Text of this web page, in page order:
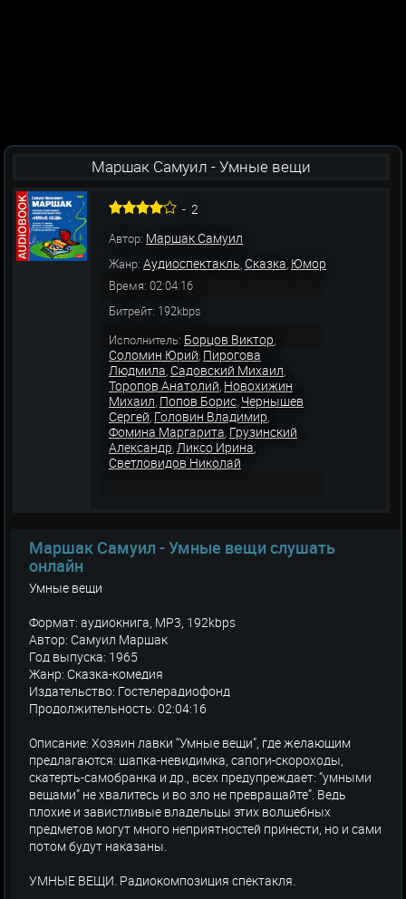
Маршак Самуил - Умные вещи
-2
Автор: Маршак Самуил
Жанр:Аудиоспектакль,Сказка, Юмор
Время: 02:04:16
Битрейт: 192kbps
Исполнитель: Борцов Виктор,
Соломин Юрий, Пирогова
Людмила,Садовский Михаил,
Торопов Анатолий, Новохижин
Михаил, Попов Борис, Чернышев
Сергей, Головин Владимир,
Фомина Маргарита, Грузинский
Александр,Ликсо Ирина,
Светловидов Николай
Маршак Самуил - Умные вещи слушать
онлайн
Умные вещи
Формат: аудиокнига, MP3, 192kbps
Автор: Самуил Маршак
Год выпуска: 1965
Жанр: Сказка-комедия
Издательство: Гостелерадиофонд
Продолжительность: 02:04:16
Описание: Хозяин лавки “Умные вещи”, где желающим
предлагаются: шапка-невидимка, сапоги-скороходы,
скатерть-самобранка и др., всех предупреждает: “умными
вещами” не хвалитесь и во зло не превращайте”. Ведь
плохие и завистливые владельцы этих волшебных
предметов могут много неприятностей принести, но и сами
потом будут наказаны.
УМНЫЕ ВЕЩИ. Радиокомпозиция спектакля.